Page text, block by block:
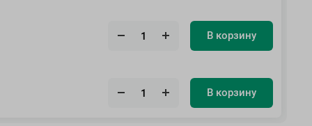
В корзину
В корзину